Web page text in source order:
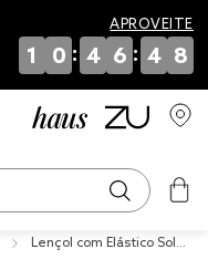
APROVEITE
1 0 : 4 6 : 4 7
Lençol com Elástico Solte